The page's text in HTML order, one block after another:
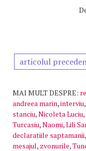
articolul
MAI MULT DESPRE:
andreea marin,interviu,
stanciu,Nicoleta Luciu,
Turcasiu,Naomi,Lili
declaratiile saptamanii,
mesajul, zvonurile,